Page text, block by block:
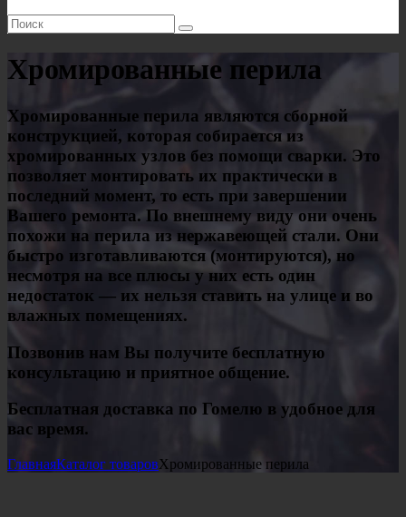
Хромированные перила
Хромированные перила являются сборной
конструкцией, которая собирается из
хромированных узлов без помощи сварки. Это
позволяет монтировать их практически в
последний момент, то есть при завершении
Вашего ремонта. По внешнему виду они очень
похожи на перила из нержавеющей стали. Они
быстро изготавливаются (монтируются), но
несмотря на все плюсы у них есть один
недостаток — их нельзя ставить на улице и во
влажных помещениях.
Позвонив нам Вы получите бесплатную
консультацию и приятное общение.
Бесплатная доставка по Гомелю в удобное для
вас время.
ГлавнаяКаталог товаровХромированные перила